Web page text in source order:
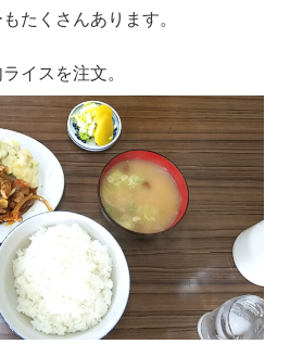
たくさんあります。
イスを注文。